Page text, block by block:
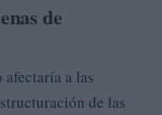
de
a las
de las